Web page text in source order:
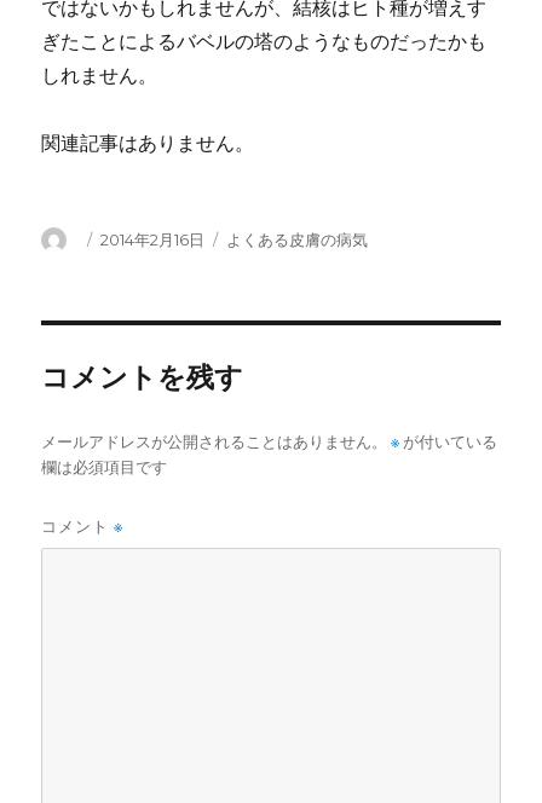
ではないかもしれませんが、結核はヒト種が増えす
ぎたことによるバベルの塔のようなものだったかも
しれません。
関連記事はありません。
投 投
2014年2月16日
カ
よくある皮膚の病気
コメントを残す
メールアドレスが公開されることはありません。 ※ が付いている
欄は必須項目です
コメント※